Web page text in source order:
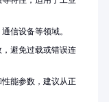
信设备等领域。
避免过载或错误连
能参数，建议从正